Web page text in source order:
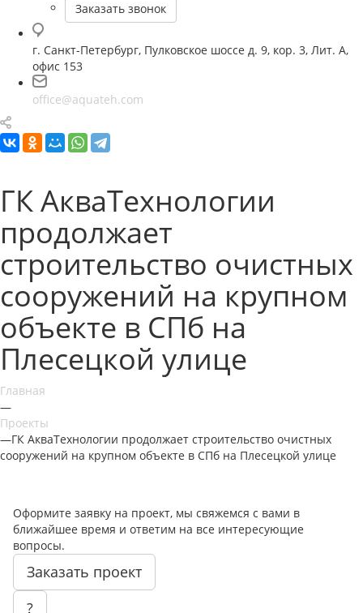
Заказать звонок
г. Санкт-Петербург, Пулковское шоссе д. 9, кор. 3, Лит. А,
офис 153
office@aquateh.com
ГК АкваТехнологии
продолжает
строительство очистных
сооружений на крупном
объекте в СПб на
Плесецкой улице
Главная
—
Проекты
—ГК АкваТехнологии продолжает строительство очистных
сооружений на крупном объекте в СПб на Плесецкой улице
Оформите заявку на проект, мы свяжемся с вами в
ближайшее время и ответим на все интересующие
вопросы.
Заказать проект
?